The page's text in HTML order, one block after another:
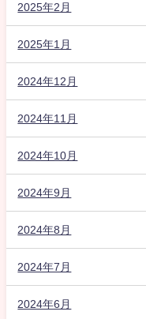
2025年2月
2025年1月
2024年12月
2024年11月
2024年10月
2024年9月
2024年8月
2024年7月
2024年6月